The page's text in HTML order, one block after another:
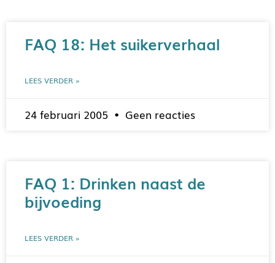
FAQ 18: Het suikerverhaal
LEES VERDER »
24 februari 2005 Geen reacties
FAQ 1: Drinken naast de
bijvoeding
LEES VERDER »